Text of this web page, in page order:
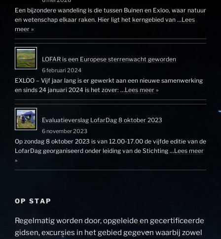
Een bijzondere wandeling is die tussen Buinen en Exloo, waar natuur
en wetenschap elkaar raken. Hier ligt het kerngebied van …Lees
meer »
LOFAR is een Europese sterrenwacht geworden
6 februari 2024
EXLOO – Vijf jaar lang is er gewerkt aan een nieuwe samenwerking
en sinds 24 januari 2024 is het zover: …Lees meer »
Evaluatieverslag LofarDag 8 oktober 2023
6 november 2023
Op zondag 8 oktober 2023 is van 12.00-17.00 de vijfde editie van de
LofarDag georganiseerd onder leiding van de Stichting …Lees meer
»
OP STAP
Regelmatig worden door, opgeleide en gecertificeerde
gidsen, excursies in het gebied gegeven waarbij zowel